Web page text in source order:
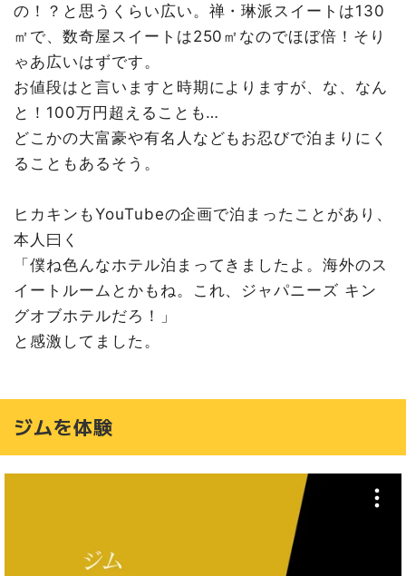
の！？と思うくらい広い。禅・琳派スイートは130
㎡で、数奇屋スイートは250㎡なのでほぼ倍！そり
ゃあ広いはずです。
お値段はと言いますと時期によりますが、な、なん
と！100万円超えることも…
どこかの大富豪や有名人などもお忍びで泊まりにく
ることもあるそう。
ヒカキンもYouTubeの企画で泊まったことがあり、
本人曰く
「僕ね色んなホテル泊まってきましたよ。海外のス
イートルームとかもね。これ、ジャパニーズ キン
グオブホテルだろ！」
と感激してました。
ジムを体験